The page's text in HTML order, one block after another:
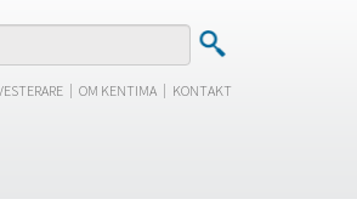
| OM KENTIMA | KONTAKT